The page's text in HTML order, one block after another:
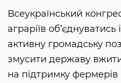
Всеукраїнський
аграріїв
активну громадську
змусити державу
на підтримку